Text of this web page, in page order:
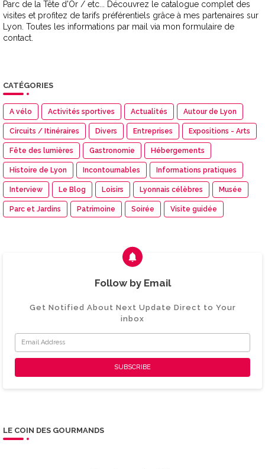
Parc de la Tête d'Or / etc... Découvrez le catalogue complet des
visites et profitez de tarifs préférentiels grâce à mes partenaires sur
Lyon. Toutes les informations par mail via mon formulaire de
contact.
CATÉGORIES
A vélo Activités sportives Actualités Autour de Lyon
Circuits / Itinéraires Divers Entreprises Expositions - Arts
Fête des lumières Gastronomie Hébergements
Histoire de Lyon Incontournables Informations pratiques
Interview Le Blog Loisirs Lyonnais célèbres Musée
Parc et Jardins Patrimoine Soirée Visite guidée
Follow by Email
Get Notified About Next Update Direct to Your
inbox
LE COIN DES GOURMANDS